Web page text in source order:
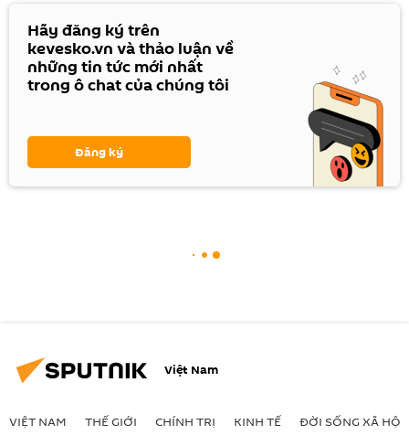
Hãy đăng ký trên
kevesko.vn và thảo luận về
những tin tức mới nhất
trong ô chat của chúng tôi
Đăng ký
Việt Nam
VIỆT NAM THẾ GIỚI CHÍNH TRỊ KINH TẾ ĐỜI SỐNG XÃ HỘI